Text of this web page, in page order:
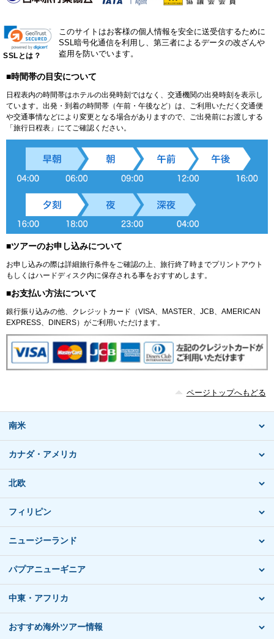
SSLとは？
このサイトはお客様の個人情報を安全に送受信するために
SSL暗号化通信を利用し、第三者によるデータの改ざんや
盗用を防いでいます。
■時間帯の目安について
日程表内の時間帯はホテルの出発時刻ではなく、交通機関の出発時刻を表示し
ています。出発・到着の時間帯（午前・午後など）は、ご利用いただく交通便
や交通事情などにより変更となる場合がありますので、ご出発前にお渡しする
「旅行日程表」にてご確認ください。
■ツアーのお申し込みについて
お申し込みの際は詳細旅行条件をご確認の上、旅行終了時までプリントアウト
もしくはハードディスク内に保存される事をおすすめします。
■お支払い方法について
銀行振り込みの他、クレジットカード（VISA、MASTER、JCB、AMERICAN
EXPRESS、DINERS）がご利用いただけます。
ページトップへもどる
南米
カナダ・アメリカ
北欧
フィリピン
ニュージーランド
パプアニューギニア
中東・アフリカ
おすすめ海外ツアー情報